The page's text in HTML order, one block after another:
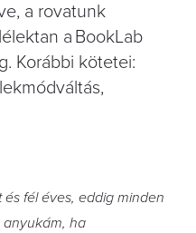
a rovatunk
a BookLab
Korábbi kötetei:
fél éves, eddig minden
anyukám, ha